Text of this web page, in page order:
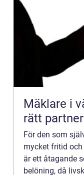
Mäklare i
rätt
För den som
mycket fritid
är ett åtagande
belöning, då